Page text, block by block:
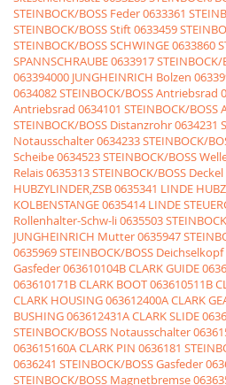
STEINBOCK/BOSS Feder0633361
STEINBOCK/BOSS Stift0633459
STEINBOCK/BOSS SCHWINGE0633860
SPANNSCHRAUBE0633917
063394000 JUNGHEINRICH Bolzen
0634082 STEINBOCK/BOSS Antriebsrad
Antriebsrad 0634101 STEINBOCK/
STEINBOCK/BOSS Distanzrohr0634231
Notausschalter0634233 STEINBOCK/
Scheibe0634523 STEINBOCK/BOSS
Relais0635313 STEINBOCK/BOSS
HUBZYLINDER,ZSB0635341 LINDE
KOLBENSTANGE0635414 LINDE
Rollenhalter-Schw-li0635503
JUNGHEINRICH Mutter0635947
0635969 STEINBOCK/BOSS Deichselkopf
Gasfeder063610104B CLARK GUIDE
063610171B CLARK BOOT063610511B
CLARK HOUSING063612400A CLARK
BUSHING063612431A CLARK SLIDE
STEINBOCK/BOSS Notausschalter
063615160A CLARK PIN 0636181
0636241 STEINBOCK/BOSS Gasfeder
STEINBOCK/BOSS Magnetbremse